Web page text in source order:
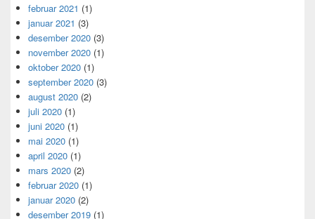
februar 2021 (1)
januar 2021 (3)
desember 2020 (3)
november 2020 (1)
oktober 2020 (1)
september 2020 (3)
august 2020 (2)
juli 2020 (1)
juni 2020 (1)
mai 2020 (1)
april 2020 (1)
mars 2020 (2)
februar 2020 (1)
januar 2020 (2)
desember 2019 (1)